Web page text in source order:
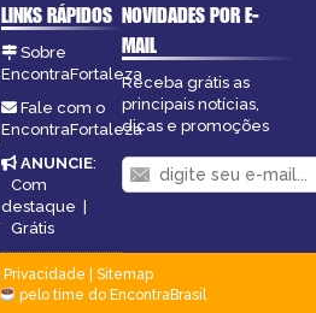
LINKS RÁPIDOS
Sobre
EncontraFortaleza
Fale com o
EncontraFortaleza
ANUNCIE:
Com
destaque
Grátis
NOVIDADES POR E-
MAIL
Receba grátis as
principais notícias,
dicas e promoções
Privacidade
Sitemap
pelo time do EncontraBrasil